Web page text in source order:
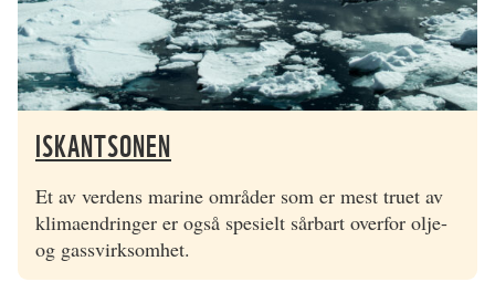
ISKANTSONEN
Et av verdens marine områder som er mest truet av
klimaendringer er også spesielt sårbart overfor olje-
og gassvirksomhet.